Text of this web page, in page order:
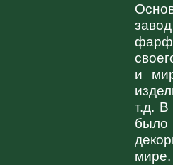
и
т.д. В
было
мире.